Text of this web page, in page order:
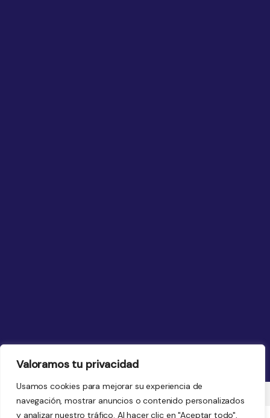
Valoramos tu privacidad
Usamos cookies para mejorar su experiencia de
navegación, mostrar anuncios o contenido personalizados
y analizar nuestro tráfico. Al hacer clic en "Aceptar todo",